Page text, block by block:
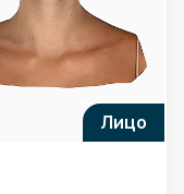
лицо